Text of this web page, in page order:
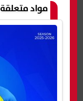
مواد متعلقة